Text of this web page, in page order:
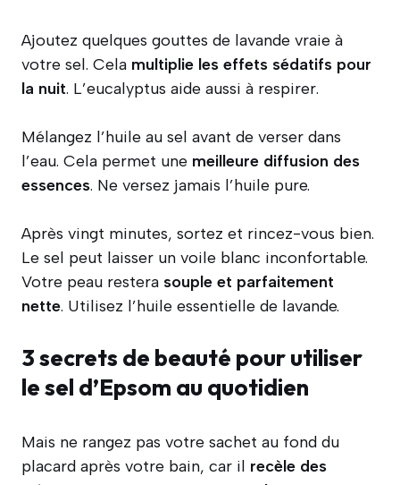
Ajoutez quelques gouttes de lavande vraie à
votre sel. Cela multiplie les effets sédatifs pour
la nuit. L’eucalyptus aide aussi à respirer.
Mélangez l’huile au sel avant de verser dans
l’eau. Cela permet une meilleure diffusion des
essences. Ne versez jamais l’huile pure.
Après vingt minutes, sortez et rincez-vous bien.
Le sel peut laisser un voile blanc inconfortable.
Votre peau restera souple et parfaitement
nette. Utilisez l’huile essentielle de lavande.
3 secrets de beauté pour utiliser
le sel d’Epsom au quotidien
Mais ne rangez pas votre sachet au fond du
placard après votre bain, car il recèle des